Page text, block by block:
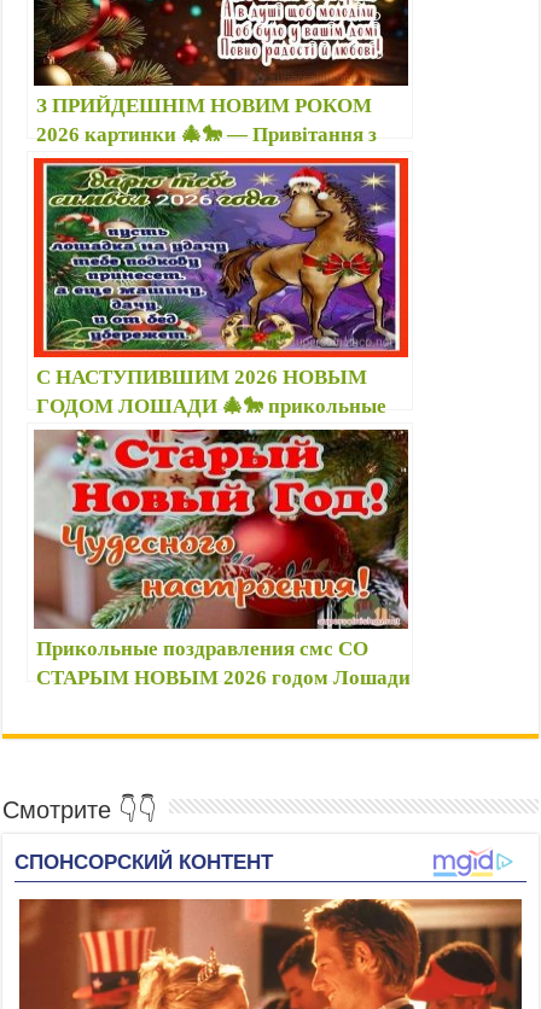
З ПРИЙДЕШНІМ НОВИМ РОКОМ
2026 картинки 🎄🐎 — Привітання з
роком Коня у прозі, віршах друзьям 🗓️
31 12 2025; 01 01 2026
С НАСТУПИВШИМ 2026 НОВЫМ
ГОДОМ ЛОШАДИ 🎄🐎 прикольные
стихи, картинки с лошадками — 1
января открытки, поздравление
Прикольные поздравления смс СО
СТАРЫМ НОВЫМ 2026 годом Лошади
Смотрите 👇👇